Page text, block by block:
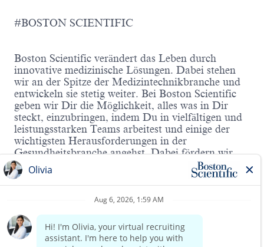
#BOSTON SCIENTIFIC
Boston Scientific verändert das Leben durch
innovative medizinische Lösungen. Dabei stehen
wir an der Spitze der Medizintechnikbranche und
entwickeln sie stetig weiter. Bei Boston Scientific
geben wir Dir die Möglichkeit, alles was in Dir
steckt, einzubringen, indem Du in vielfältigen und
leistungsstarken Teams arbeitest und einige der
wichtigsten Herausforderungen in der
Gesundheitsbranche angehst. Dabei fördern wir
Deine Fähigkeiten und Deine Karriere.
Starte Deine Karriere bei Boston Scientific in
unserem Team Cardiac Rhythm Management -
Herzschrittmacher und Defibrillatoren - für den
Großraum Münchenzum nächstmöglichen
Zeitpunkt als
Read more